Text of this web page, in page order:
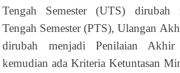
Tengah Semester (UTS) dirubah
Tengah Semester (PTS), Ulangan
dirubah menjadi Penilaian Akhir
kemudian ada Kriteria Ketuntasan